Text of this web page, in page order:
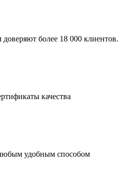
более 18 000 клиентов.
качества
удобным способом